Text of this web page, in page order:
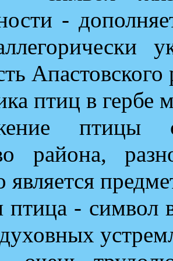
-
Апастовского
птиц в гербе
птицы
района,
является
птица - символ